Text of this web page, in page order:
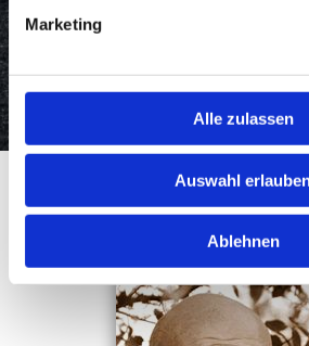
Marketing
Alle zulassen
Auswahl
Ablehnen